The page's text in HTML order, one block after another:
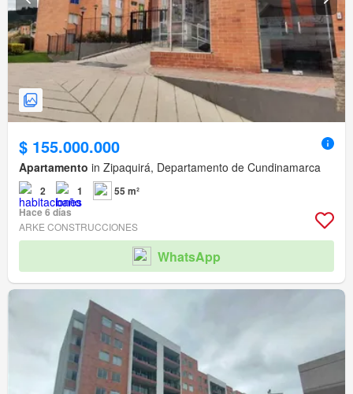
$ 155.000.000
Apartamento in Zipaquirá, Departamento de Cundinamarca
2 1
55 m²
Hace 6 días
ARKE CONSTRUCCIONES
WhatsApp